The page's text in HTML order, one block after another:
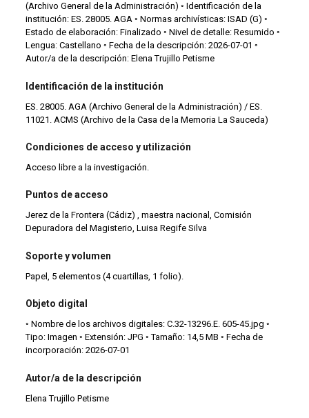
(Archivo General de la Administración) ◦ Identificación de la
institución: ES. 28005. AGA ◦ Normas archivísticas: ISAD (G) ◦
Estado de elaboración: Finalizado ◦ Nivel de detalle: Resumido ◦
Lengua: Castellano ◦ Fecha de la descripción: 2026-07-01 ◦
Autor/a de la descripción: Elena Trujillo Petisme
Identificación de la institución
ES. 28005. AGA (Archivo General de la Administración) / ES.
11021. ACMS (Archivo de la Casa de la Memoria La Sauceda)
Condiciones de acceso y utilización
Acceso libre a la investigación.
Puntos de acceso
Jerez de la Frontera (Cádiz) , maestra nacional, Comisión
Depuradora del Magisterio, Luisa Regife Silva
Soporte y volumen
Papel, 5 elementos (4 cuartillas, 1 folio).
Objeto digital
◦ Nombre de los archivos digitales: C.32-13296.E. 605-45.jpg ◦
Tipo: Imagen ◦ Extensión: JPG ◦ Tamaño: 14,5 MB ◦ Fecha de
incorporación: 2026-07-01
Autor/a de la descripción
Elena Trujillo Petisme